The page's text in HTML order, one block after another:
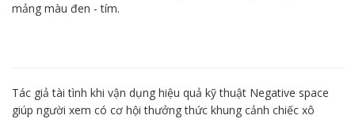
mảng màu đen - tím.
Tác giả tài tình khi vận dụng hiệu quả kỹ thuật Negative space
giúp người xem có cơ hội thưởng thức khung cảnh chiếc xô